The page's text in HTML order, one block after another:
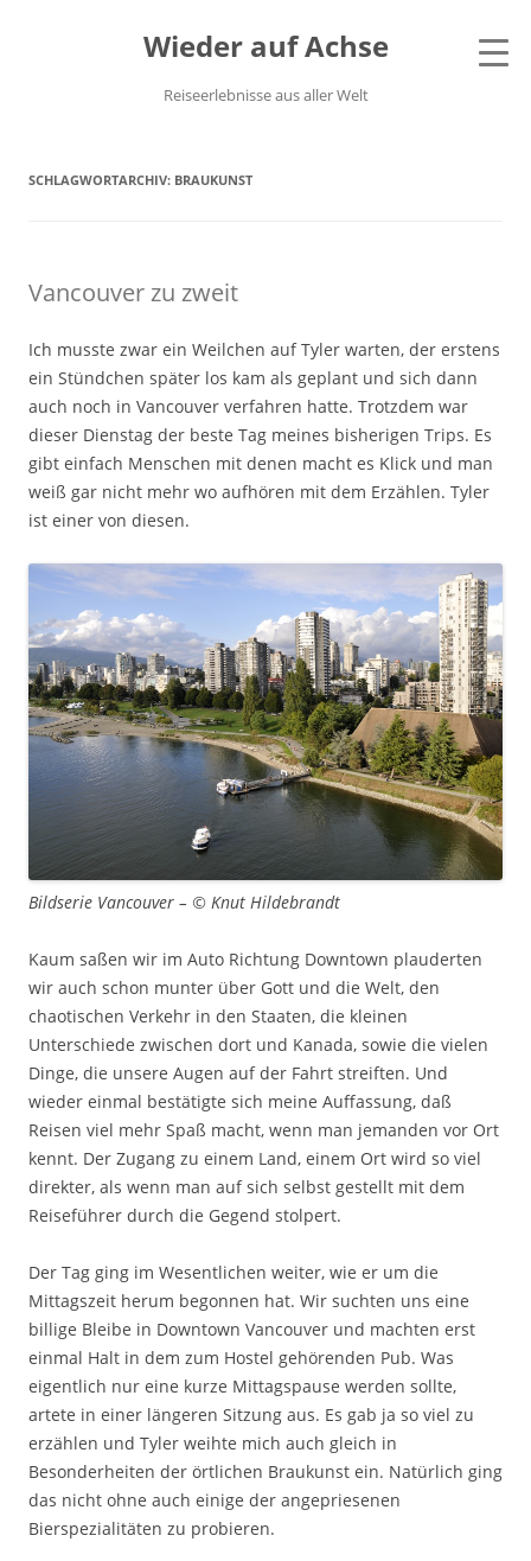
Wieder auf Achse
Reiseerlebnisse aus aller Welt
SCHLAGWORTARCHIV: BRAUKUNST
Vancouver zu zweit
Ich musste zwar ein Weilchen auf Tyler warten, der erstens
ein Stündchen später los kam als geplant und sich dann
auch noch in Vancouver verfahren hatte. Trotzdem war
dieser Dienstag der beste Tag meines bisherigen Trips. Es
gibt einfach Menschen mit denen macht es Klick und man
weiß gar nicht mehr wo aufhören mit dem Erzählen. Tyler
ist einer von diesen.
Bildserie Vancouver – © Knut Hildebrandt
Kaum saßen wir im Auto Richtung Downtown plauderten
wir auch schon munter über Gott und die Welt, den
chaotischen Verkehr in den Staaten, die kleinen
Unterschiede zwischen dort und Kanada, sowie die vielen
Dinge, die unsere Augen auf der Fahrt streiften. Und
wieder einmal bestätigte sich meine Auffassung, daß
Reisen viel mehr Spaß macht, wenn man jemanden vor Ort
kennt. Der Zugang zu einem Land, einem Ort wird so viel
direkter, als wenn man auf sich selbst gestellt mit dem
Reiseführer durch die Gegend stolpert.
Der Tag ging im Wesentlichen weiter, wie er um die
Mittagszeit herum begonnen hat. Wir suchten uns eine
billige Bleibe in Downtown Vancouver und machten erst
einmal Halt in dem zum Hostel gehörenden Pub. Was
eigentlich nur eine kurze Mittagspause werden sollte,
artete in einer längeren Sitzung aus. Es gab ja so viel zu
erzählen und Tyler weihte mich auch gleich in
Besonderheiten der örtlichen Braukunst ein. Natürlich ging
das nicht ohne auch einige der angepriesenen
Bierspezialitäten zu probieren.